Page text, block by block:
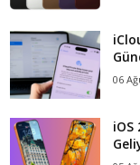
06
iOS